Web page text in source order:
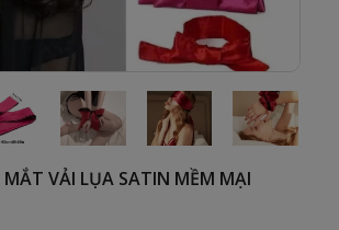
VẢI LỤA SATIN MỀM MẠI